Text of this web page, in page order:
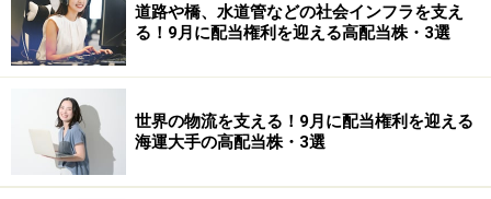
道路や橋、水道管などの社会インフラを支え
る！9月に配当権利を迎える高配当株・3選
世界の物流を支える！9月に配当権利を迎える
海運大手の高配当株・3選